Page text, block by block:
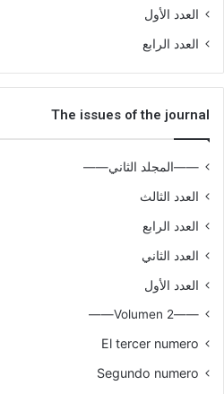
العدد الأول
العدد الرابع
The issues of the journal
——المجلد الثاني——
العدد الثالث
العدد الرابع
العدد الثاني
العدد الأول
——Volumen 2——
El tercer numero
Segundo numero